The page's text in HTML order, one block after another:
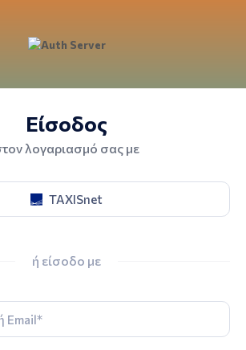
Είσοδος
λογαριασμό σας με
TAXISnet
ή είσοδο με